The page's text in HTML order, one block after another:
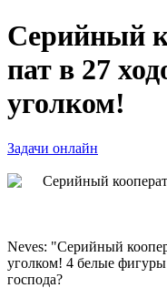
Серийный
пат в 27
уголком!
Задачи онлайн
Neves: "Серийный
уголком! 4 белые
господа?